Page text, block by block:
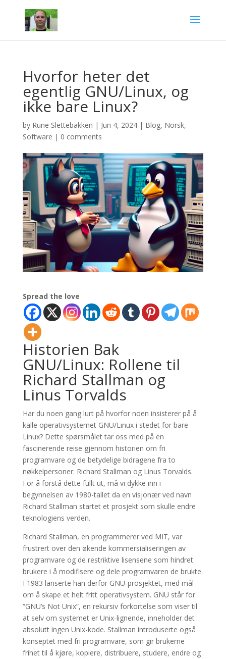
Hvorfor heter det
egentlig GNU/Linux, og
ikke bare Linux?
by Rune Slettebakken | Jun 4, 2024| Blog, Norsk,
Software | 0 comments
Spread the love
Historien Bak
GNU/Linux: Rollene til
Richard Stallman og
Linus Torvalds
Har du noen gang lurt på hvorfor noen insisterer på å
kalle operativsystemet GNU/Linux i stedet for bare
Linux? Dette spørsmålet tar oss med på en
fascinerende reise gjennom historien om fri
programvare og de betydelige bidragene fra to
nøkkelpersoner: Richard Stallman og Linus Torvalds.
For å forstå dette fullt ut, må vi dykke inn i
begynnelsen av 1980-tallet da en visjonær ved navn
Richard Stallman startet et prosjekt som skulle endre
teknologiens verden.
Richard Stallman, en programmerer ved MIT, var
frustrert over den økende kommersialiseringen av
programvare og de restriktive lisensene som hindret
brukere i å modifisere og dele programvaren de brukte.
I 1983 lanserte han derfor GNU-prosjektet, med mål
om å skape et helt fritt operativsystem. GNU står for
“GNU’s Not Unix”, en rekursiv forkortelse som viser til
at selv om systemet er Unix-lignende, inneholder det
absolutt ingen Unix-kode. Stallman introduserte også
konseptet med fri programvare, som gir brukerne
frihet til å kjøre, kopiere, distribuere, studere, endre og